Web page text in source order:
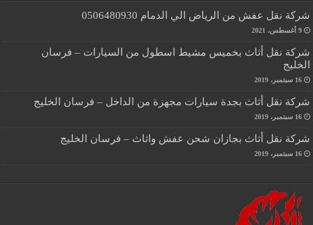
شركة نقل عفش من الرياض الي الدمام 0506480930
9 أغسطس، 2021
شركة نقل أثاث بخميس مشيط اسطول من السيارات – فرسان
الخليج
16 سبتمبر، 2019
شركة نقل أثاث بجدة سيارات مجهزة من الداخل – فرسان الخليج
16 سبتمبر، 2019
شركة نقل أثاث بجازان شحن عفش واثاث – فرسان الخليج
16 سبتمبر، 2019